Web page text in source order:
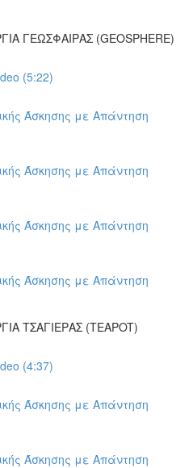
ΓΕΩΣΦΑΙΡΑΣ (GEOSPHERE)
(5:22)
Άσκησης με Απάντηση
Άσκησης με Απάντηση
Άσκησης με Απάντηση
Άσκησης με Απάντηση
ΤΣΑΓΙΕΡΑΣ (TEAPOT)
(4:37)
Άσκησης με Απάντηση
Άσκησης με Απάντηση